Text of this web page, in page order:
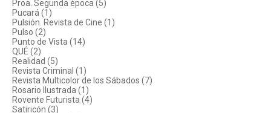
Proa. Segunda época (5)
Pucará (1)
Pulsión. Revista de Cine (1)
Pulso (2)
Punto de Vista (14)
QUÉ (2)
Realidad (5)
Revista Criminal (1)
Revista Multicolor de los Sábados (7)
Rosario Ilustrada (1)
Rovente Futurista (4)
Satiricón (3)